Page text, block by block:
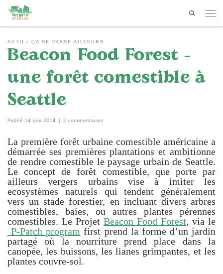
Passer au contenu
Search
ACTU ÇA SE PASSE AILLEURS
Beacon Food Forest –
une forêt comestible à
Seattle
Publié 14 juin 2014 2 commentaires
La première forêt urbaine comestible américaine a
démarrée ses premières plantations et ambitionne
de rendre comestible le paysage urbain de Seattle.
Le concept de forêt comestible, que porte par
ailleurs vergers urbains vise à imiter les
ecosystèmes naturels qui tendent généralement
vers un stade forestier, en incluant divers arbres
comestibles, baies, ou autres plantes pérennes
comestibles. Le Projet Beacon Food Forest, via le
P-Patch program first prend la forme d’un jardin
partagé où la nourriture prend place dans la
canopée, les buissons, les lianes grimpantes, et les
plantes couvre-sol.